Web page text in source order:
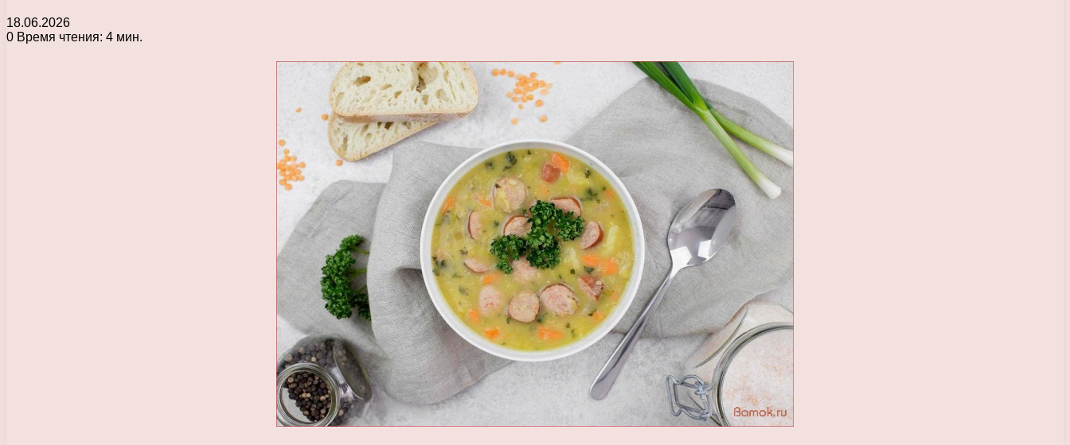
18.06.2026
0 Время чтения: 4 мин.